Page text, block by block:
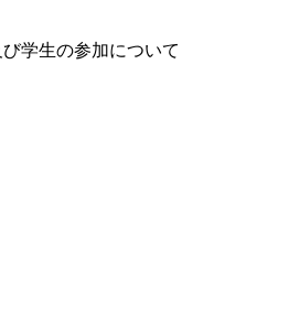
学生の参加について
機対